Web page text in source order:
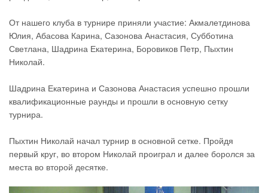
От нашего клуба в турнире приняли участие: Акмалетдинова
Юлия, Абасова Карина, Сазонова Анастасия, Субботина
Светлана, Шадрина Екатерина, Боровиков Петр, Пыхтин
Николай.
Шадрина Екатерина и Сазонова Анастасия успешно прошли
квалификационные раунды и прошли в основную сетку
турнира.
Пыхтин Николай начал турнир в основной сетке. Пройдя
первый круг, во втором Николай проиграл и далее боролся за
места во второй десятке.